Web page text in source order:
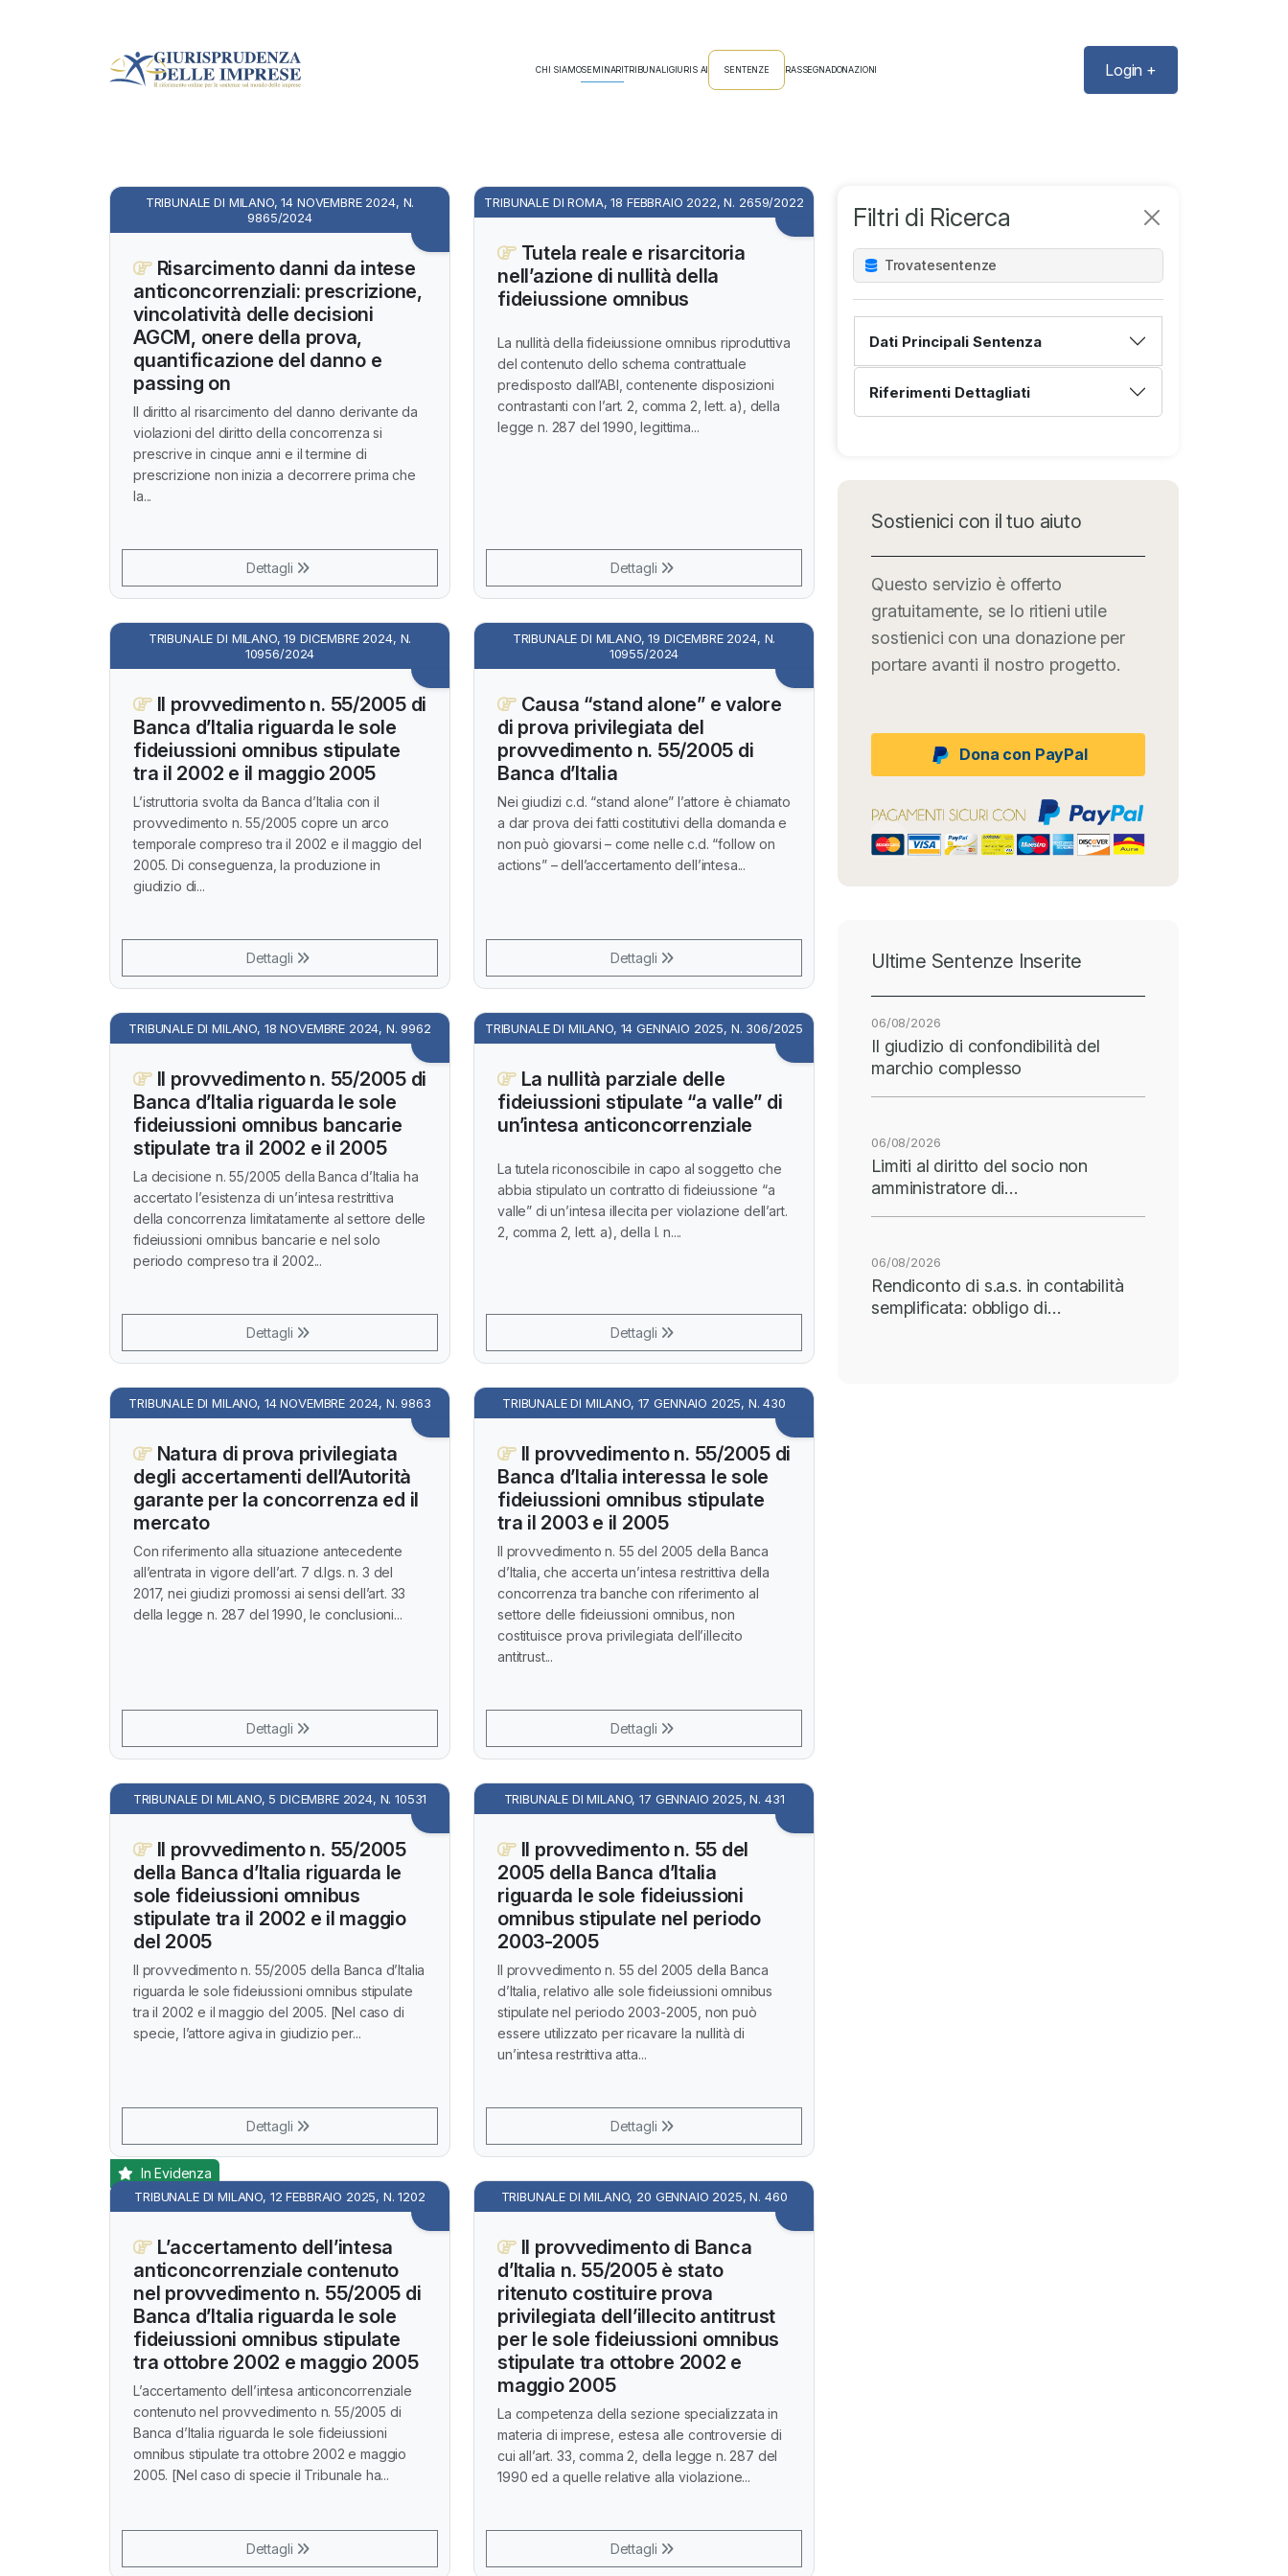
CHI SIAMOSEMINARITRIBUNALIGIURIS AI SENTENZE RASSEGNADONAZIONI Login +
Filtri di Ricerca
Trovatesentenze
Dati Principali Sentenza
Riferimenti Dettagliati
Sostienici con il tuo aiuto
Questo servizio è offerto
gratuitamente, se lo ritieni utile
sostienici con una donazione per
portare avanti il nostro progetto.
Dona con PayPal
Ultime Sentenze Inserite
06/08/2026
Il giudizio di confondibilità del
marchio complesso
06/08/2026
Limiti al diritto del socio non
amministratore di…
06/08/2026
Rendiconto di s.a.s. in contabilità
semplificata: obbligo di…
TRIBUNALE DI MILANO, 14 NOVEMBRE 2024, N.
9865/2024
Risarcimento danni da intese
anticoncorrenziali: prescrizione,
vincolatività delle decisioni
AGCM, onere della prova,
quantificazione del danno e
passing on
Il diritto al risarcimento del danno derivante da
violazioni del diritto della concorrenza si
prescrive in cinque anni e il termine di
prescrizione non inizia a decorrere prima che
la...
Dettagli
TRIBUNALE DI ROMA, 18 FEBBRAIO 2022, N. 2659/2022
Tutela reale e risarcitoria
nell’azione di nullità della
fideiussione omnibus
La nullità della fideiussione omnibus riproduttiva
del contenuto dello schema contrattuale
predisposto dall’ABI, contenente disposizioni
contrastanti con l’art. 2, comma 2, lett. a), della
legge n. 287 del 1990, legittima...
Dettagli
TRIBUNALE DI MILANO, 19 DICEMBRE 2024, N.
10956/2024
Il provvedimento n. 55/2005 di
Banca d’Italia riguarda le sole
fideiussioni omnibus stipulate
tra il 2002 e il maggio 2005
L’istruttoria svolta da Banca d’Italia con il
provvedimento n. 55/2005 copre un arco
temporale compreso tra il 2002 e il maggio del
2005. Di conseguenza, la produzione in
giudizio di...
Dettagli
TRIBUNALE DI MILANO, 19 DICEMBRE 2024, N.
10955/2024
Causa “stand alone” e valore
di prova privilegiata del
provvedimento n. 55/2005 di
Banca d’Italia
Nei giudizi c.d. “stand alone” l’attore è chiamato
a dar prova dei fatti costitutivi della domanda e
non può giovarsi – come nelle c.d. “follow on
actions” – dell’accertamento dell’intesa...
Dettagli
TRIBUNALE DI MILANO, 18 NOVEMBRE 2024, N. 9962
Il provvedimento n. 55/2005 di
Banca d’Italia riguarda le sole
fideiussioni omnibus bancarie
stipulate tra il 2002 e il 2005
La decisione n. 55/2005 della Banca d’Italia ha
accertato l’esistenza di un’intesa restrittiva
della concorrenza limitatamente al settore delle
fideiussioni omnibus bancarie e nel solo
periodo compreso tra il 2002...
Dettagli
TRIBUNALE DI MILANO, 14 GENNAIO 2025, N. 306/2025
La nullità parziale delle
fideiussioni stipulate “a valle” di
un’intesa anticoncorrenziale
La tutela riconoscibile in capo al soggetto che
abbia stipulato un contratto di fideiussione “a
valle” di un’intesa illecita per violazione dell’art.
2, comma 2, lett. a), della l. n....
Dettagli
TRIBUNALE DI MILANO, 14 NOVEMBRE 2024, N. 9863
Natura di prova privilegiata
degli accertamenti dell’Autorità
garante per la concorrenza ed il
mercato
Con riferimento alla situazione antecedente
all’entrata in vigore dell’art. 7 d.lgs. n. 3 del
2017, nei giudizi promossi ai sensi dell’art. 33
della legge n. 287 del 1990, le conclusioni...
Dettagli
TRIBUNALE DI MILANO, 17 GENNAIO 2025, N. 430
Il provvedimento n. 55/2005 di
Banca d’Italia interessa le sole
fideiussioni omnibus stipulate
tra il 2003 e il 2005
Il provvedimento n. 55 del 2005 della Banca
d’Italia, che accerta un’intesa restrittiva della
concorrenza tra banche con riferimento al
settore delle fideiussioni omnibus, non
costituisce prova privilegiata dell’illecito
antitrust...
Dettagli
TRIBUNALE DI MILANO, 5 DICEMBRE 2024, N. 10531
Il provvedimento n. 55/2005
della Banca d’Italia riguarda le
sole fideiussioni omnibus
stipulate tra il 2002 e il maggio
del 2005
Il provvedimento n. 55/2005 della Banca d’Italia
riguarda le sole fideiussioni omnibus stipulate
tra il 2002 e il maggio del 2005. [Nel caso di
specie, l’attore agiva in giudizio per...
Dettagli
TRIBUNALE DI MILANO, 17 GENNAIO 2025, N. 431
Il provvedimento n. 55 del
2005 della Banca d’Italia
riguarda le sole fideiussioni
omnibus stipulate nel periodo
2003-2005
Il provvedimento n. 55 del 2005 della Banca
d’Italia, relativo alle sole fideiussioni omnibus
stipulate nel periodo 2003-2005, non può
essere utilizzato per ricavare la nullità di
un’intesa restrittiva atta...
Dettagli
TRIBUNALE DI MILANO, 12 FEBBRAIO 2025, N. 1202
In Evidenza
L’accertamento dell’intesa
anticoncorrenziale contenuto
nel provvedimento n. 55/2005 di
Banca d’Italia riguarda le sole
fideiussioni omnibus stipulate
tra ottobre 2002 e maggio 2005
L’accertamento dell’intesa anticoncorrenziale
contenuto nel provvedimento n. 55/2005 di
Banca d’Italia riguarda le sole fideiussioni
omnibus stipulate tra ottobre 2002 e maggio
2005. [Nel caso di specie il Tribunale ha...
Dettagli
TRIBUNALE DI MILANO, 20 GENNAIO 2025, N. 460
Il provvedimento di Banca
d’Italia n. 55/2005 è stato
ritenuto costituire prova
privilegiata dell’illecito antitrust
per le sole fideiussioni omnibus
stipulate tra ottobre 2002 e
maggio 2005
La competenza della sezione specializzata in
materia di imprese, estesa alle controversie di
cui all’art. 33, comma 2, della legge n. 287 del
1990 ed a quelle relative alla violazione...
Dettagli